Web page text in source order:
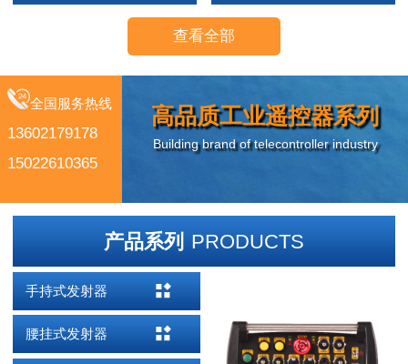
查看全部
全国服务热线
13602179178
15022610365
高品质工业遥控器系列
Building brand of telecontroller industry
产品系列 PRODUCTS
手持式发射器
腰挂式发射器